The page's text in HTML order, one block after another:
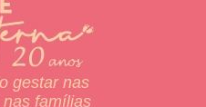
gestar nas
famílias